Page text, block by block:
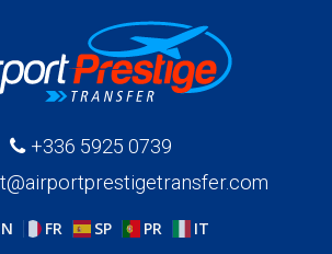
+336 5925 0739
FR SP PR IT